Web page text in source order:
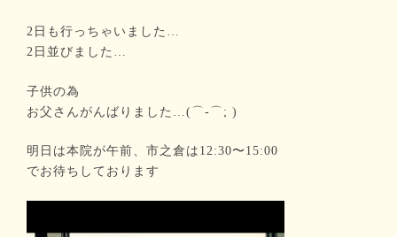
2日も行っちゃいました…
2日並びました…
子供の為
お父さんがんばりました…(⌒-⌒; )
明日は本院が午前、市之倉は12:30〜15:00
でお待ちしております